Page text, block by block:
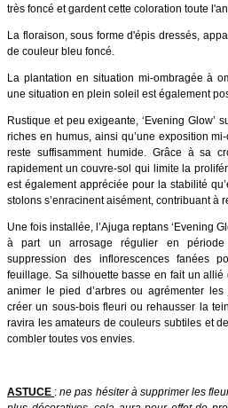
très foncé et gardent cette coloration toute
La floraison, sous forme d'épis dressés,
de couleur bleu foncé.
La plantation en situation mi-ombragée à
une situation en plein soleil est également
Rustique et peu exigeante, ‘Evening Glow’
riches en humus, ainsi qu’une exposition
reste suffisamment humide. Grâce à sa
rapidement un couvre-sol qui limite la
est également appréciée pour la stabilité
stolons s’enracinent aisément, contribuant à
Une fois installée, l’Ajuga reptans ‘Evening
à part un arrosage régulier en période
suppression des inflorescences fanées
feuillage. Sa silhouette basse en fait un
animer le pied d’arbres ou agrémenter
créer un sous-bois fleuri ou rehausser la
ravira les amateurs de couleurs subtiles et
combler toutes vos envies.
ASTUCE : ne pas hésiter à supprimer les